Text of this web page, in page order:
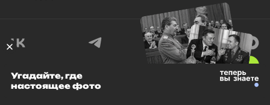
© 1999–2026 Все права защищены.
Угадайте, где
настоящее фото